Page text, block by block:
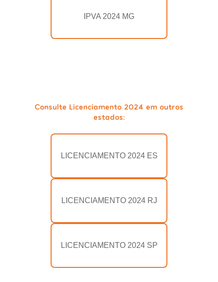
IPVA 2024 MG
Consulte Licenciamento 2024 em outros
estados:
LICENCIAMENTO 2024 ES
LICENCIAMENTO 2024 RJ
LICENCIAMENTO 2024 SP